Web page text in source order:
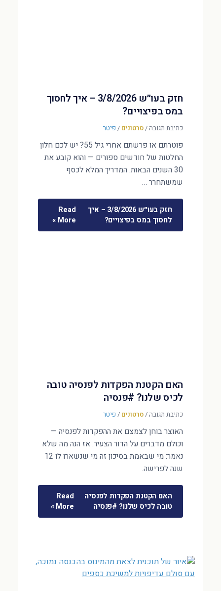
חזק בעו״ש 3/8/2026 – איך לחסוך
במס בפיצויים?
כתיבת תגובה/סרטונים / פיטר
פוטרתם או פרשתם אחרי גיל 55? יש לכם חלון
החלטות של חודשים ספורים — והוא קובע את
30 השנים הבאות. המדריך המלא לכסף
שמשתחרר …
חזק בעו״ש 3/8/2026 – איך
לחסוך במס בפיצויים?
Read
More »
האם הקטנת הפקדות לפנסיה טובה
לכיס שלנו? #פנסיה
כתיבת תגובה/סרטונים / פיטר
האוצר בוחן לצמצם את ההפקדות לפנסיה —
וכולם מדברים על הדור הצעיר. אז הנה מה שלא
נאמר: מי שבאמת בסיכון זה מי שנשארו לו 12
שנה לפרישה.
האם הקטנת הפקדות לפנסיה
טובה לכיס שלנו? #פנסיה
Read
More »